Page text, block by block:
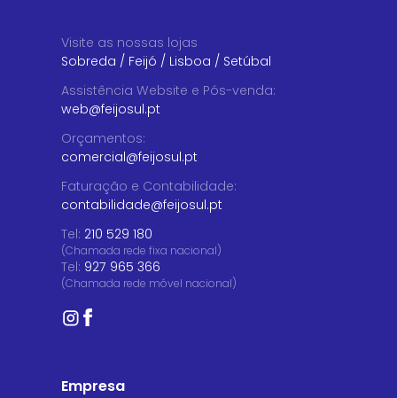
Visite as nossas lojas
Sobreda / Feijó / Lisboa / Setúbal
Assistência Website e Pós-venda:
web@feijosul.pt
Orçamentos:
comercial@feijosul.pt
Faturação e Contabilidade:
contabilidade@feijosul.pt
Tel: 210 529 180
(Chamada rede fixa nacional)
Tel: 927 965 366
(Chamada rede móvel nacional)
Empresa